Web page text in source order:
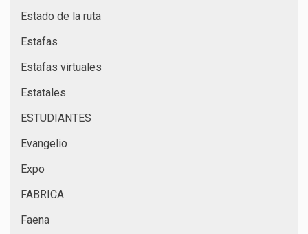
Estado de la ruta
Estafas
Estafas virtuales
Estatales
ESTUDIANTES
Evangelio
Expo
FABRICA
Faena